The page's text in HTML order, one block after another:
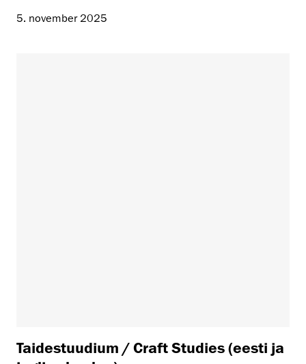
5. november 2025
Taidestuudium / Craft Studies (eesti ja